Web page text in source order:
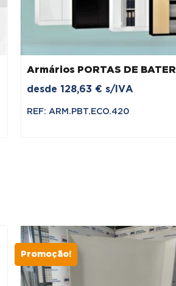
Armários PORTAS DE BATER
desde 128,63 € s/IVA
REF: ARM.PBT.ECO.420
Promoção!